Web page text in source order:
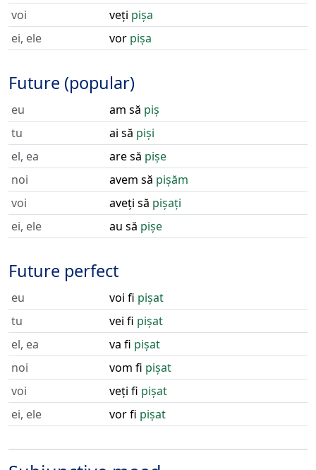
voi
veți pișa
ei, ele
vor pișa
Future (popular)
eu am să piș
tu
ai să piși
el, ea
are să pișe
noi
avem să pișăm
voi
aveți să pișați
ei, ele
au să pișe
Future perfect
eu voi fi pișat
tu
vei fi pișat
el, ea
va fi pișat
noi
vom fi pișat
voi
veți fi pișat
ei, ele
vor fi pișat